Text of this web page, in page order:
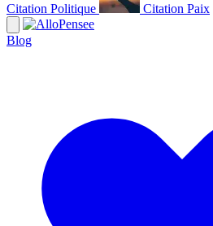
Citation Politique Citation Paix
Blog